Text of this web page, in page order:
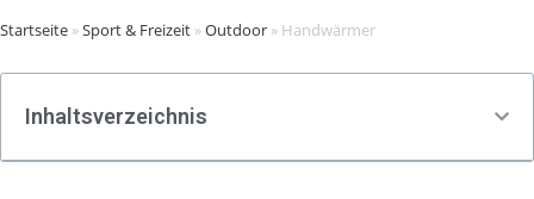
Startseite »Sport & Freizeit »Outdoor » Handwärmer
Inhaltsverzeichnis